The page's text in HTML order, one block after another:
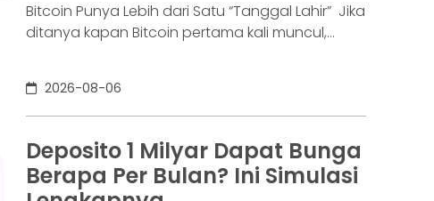
Bitcoin Punya Lebih dari Satu “Tanggal Lahir” Jika
ditanya kapan Bitcoin pertama kali muncul,
yang lain mengatakan 2009. Keduanya tidak
sepenuhnya salah. Bitcoin pertama kali
diperkenalkan sebagai sebuah konsep melalui
whitepaper yang diumumkan oleh Satoshi
Nakamoto pada 31 Oktober 2008. Namun,
2026-08-06
Deposito 1 Milyar Dapat Bunga
Berapa Per Bulan? Ini Simulasi